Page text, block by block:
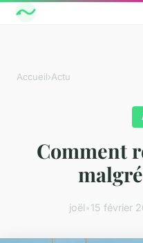
Accueil›Actu
Comment
joël•15 février